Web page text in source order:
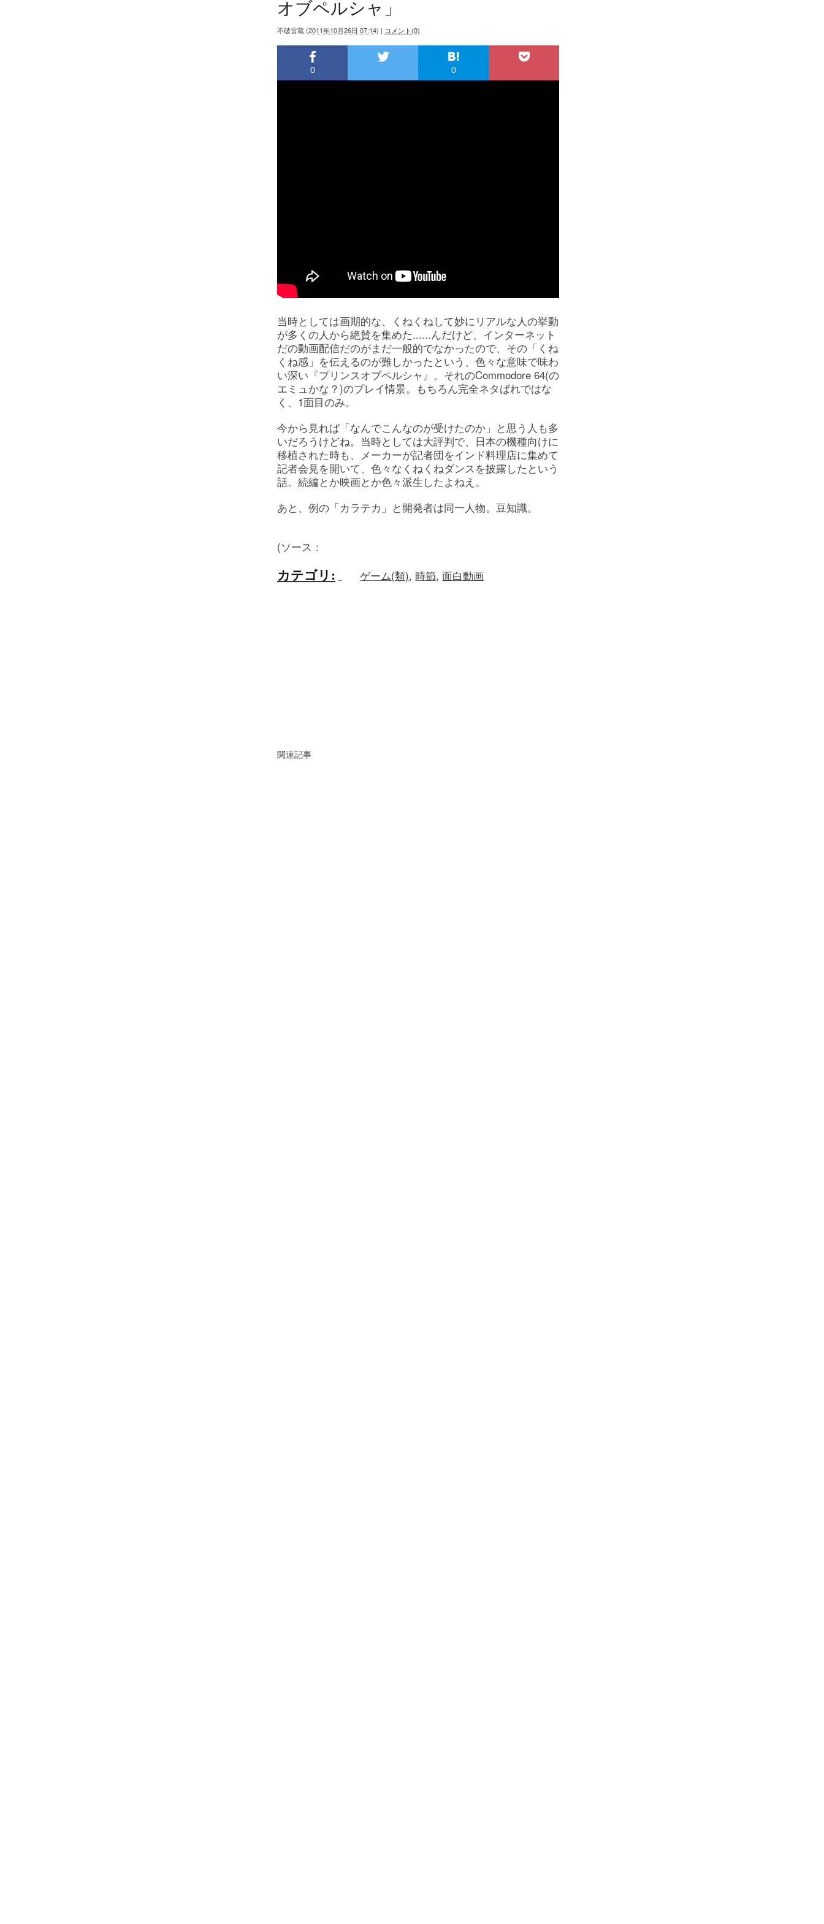
オブペルシャ」
不破雷蔵 (2011年10月26日 07:14) | コメント(0)
0 0
当時としては画期的な、くねくねして妙にリアルな人の挙動
が多くの人から絶賛を集めた......んだけど、インターネット
だの動画配信だのがまだ一般的でなかったので、その「くね
くね感」を伝えるのが難しかったという、色々な意味で味わ
い深い『プリンスオブペルシャ』。それのCommodore 64(の
エミュかな？)のプレイ情景。もちろん完全ネタばれではな
く、1面目のみ。
今から見れば「なんでこんなのが受けたのか」と思う人も多
いだろうけどね。当時としては大評判で、日本の機種向けに
移植された時も、メーカーが記者団をインド料理店に集めて
記者会見を開いて、色々なくねくねダンスを披露したという
話。続編とか映画とか色々派生したよねえ。
あと、例の「カラテカ」と開発者は同一人物。豆知識。
(ソース：
カテゴリ : ゲーム(類), 時節, 面白動画
関連記事